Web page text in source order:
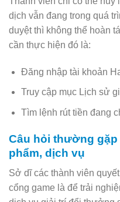
dịch vẫn đang trong quá
duyệt thì không thể hoàn
cần thực hiện đó là:
Đăng nhập tài khoản
Truy cập mục Lịch sử
Tìm lệnh rút tiền đang
Câu hỏi thường gặp
phẩm, dịch vụ
Sở dĩ các thành viên
cổng game là để trải